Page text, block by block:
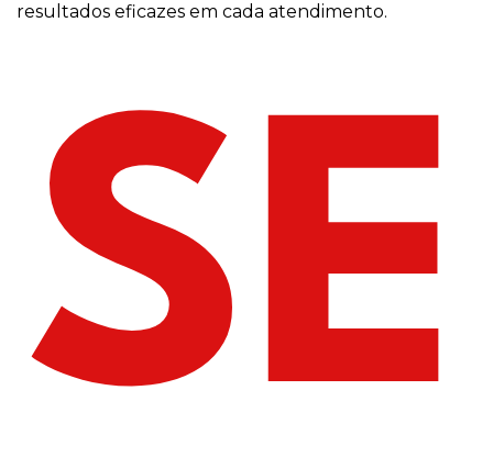
resultados eficazes em cada atendimento.
SE